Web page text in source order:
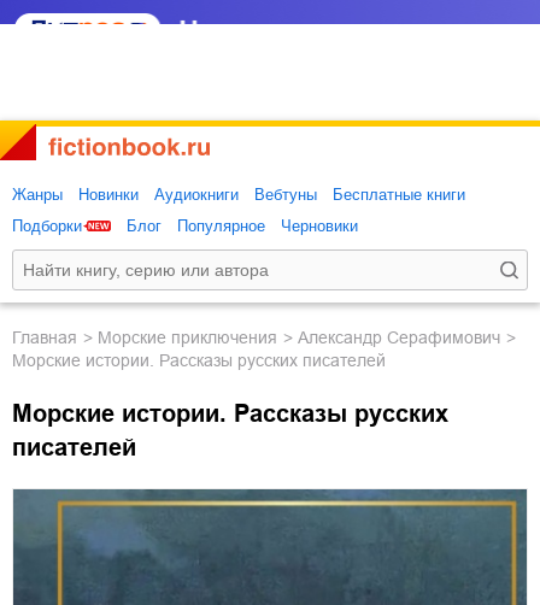
Жанры Новинки Аудиокниги Вебтуны
Бесплатные книги
Подборки
Блог Популярное Черновики
Главная морские приключения
Александр Серафимович
Морские истории. Рассказы русских писателей
Морские истории. Рассказы русских
писателей